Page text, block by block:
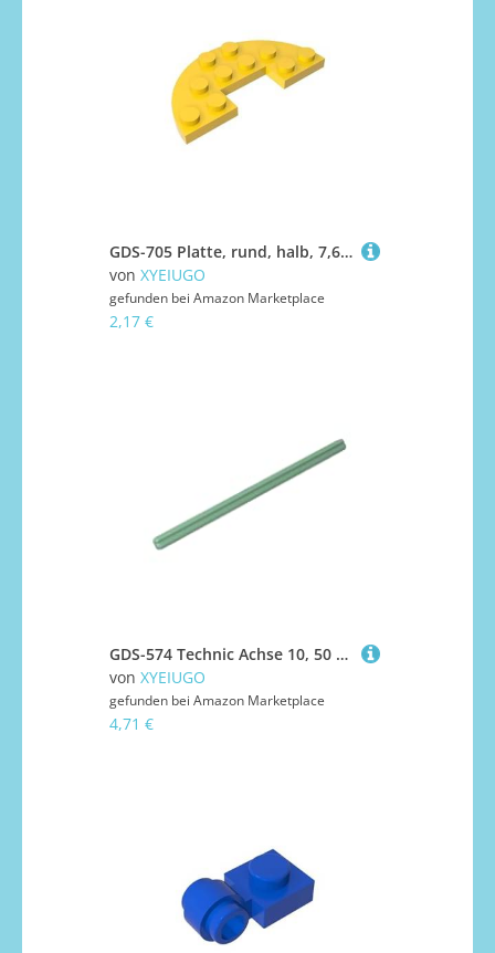
GDS-705 Platte, rund, halb, 7,6x15,2 cm, mit 1x2 Ausschnitt, 10 Stück, kompatibel mit Lego 18646, 61322983, 6138405, DIY-Teile und MOC-Komponenten für große Ziegelmarken, Farbe:Gelb 24
von XYEIUGO
gefunden bei Amazon Marketplace
2,17 €
GDS-574 Technic Achse 10, 50 Stück, kompatibel mit Lego 3737 DIY-Teilen und MOC-Komponenten für große Ziegelmarken, Farbe:Verlaufgrün 151
von XYEIUGO
gefunden bei Amazon Marketplace
4,71 €